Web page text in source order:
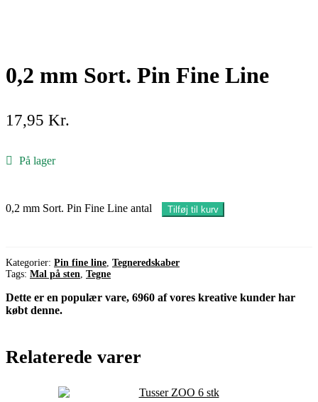
0,2 mm Sort. Pin Fine Line
17,95 Kr.
På lager
0,2 mm Sort. Pin Fine Line antal Tilføj til kurv
Kategorier: Pin fine line, Tegneredskaber
Tags: Mal på sten, Tegne
Dette er en populær vare, 6960 af vores kreative kunder har
købt denne.
Relaterede varer